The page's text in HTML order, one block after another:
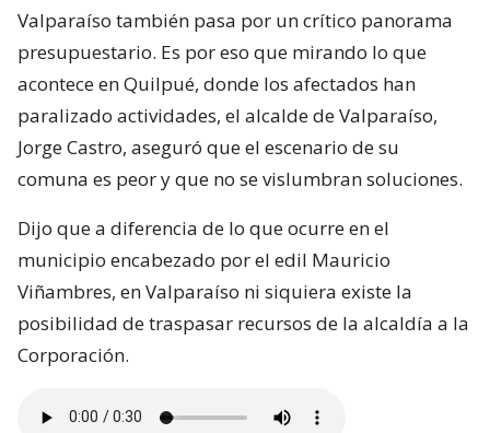
Valparaíso también pasa por un crítico panorama
presupuestario. Es por eso que mirando lo que
acontece en Quilpué, donde los afectados han
paralizado actividades, el alcalde de Valparaíso,
Jorge Castro, aseguró que el escenario de su
comuna es peor y que no se vislumbran soluciones.
Dijo que a diferencia de lo que ocurre en el
municipio encabezado por el edil Mauricio
Viñambres, en Valparaíso ni siquiera existe la
posibilidad de traspasar recursos de la alcaldía a la
Corporación.